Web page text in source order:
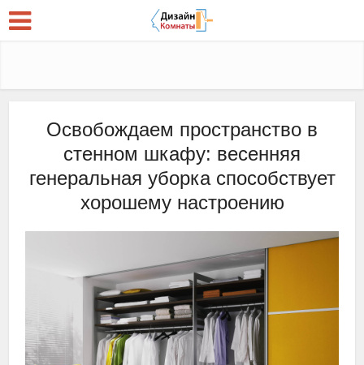
Освобождаем пространство в
стенном шкафу: весенняя
генеральная уборка способствует
хорошему настроению